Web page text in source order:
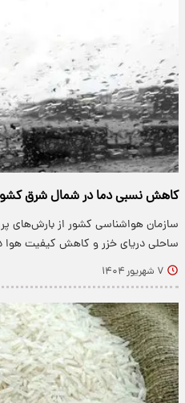
کاهش نسبی دما در شمال شرق کشور
ساحلی دریای خزر و کاهش کیفیت هوا
۷ شهریور ۱۴۰۴